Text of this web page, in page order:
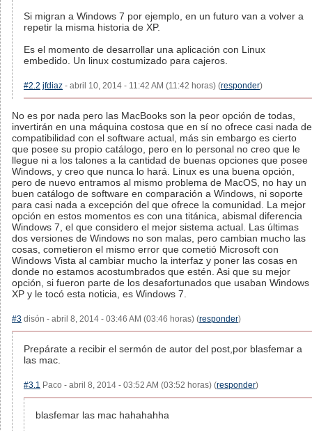
Si migran a Windows 7 por ejemplo, en un futuro van a volver a
repetir la misma historia de XP.
Es el momento de desarrollar una aplicación con Linux
embedido. Un linux costumizado para cajeros.
#2.2 jfdiaz - abril 10, 2014 - 11:42 AM (11:42 horas) (responder)
No es por nada pero las MacBooks son la peor opción de todas,
invertirán en una máquina costosa que en sí no ofrece casi nada de
compatibilidad con el software actual, más sin embargo es cierto
que posee su propio catálogo, pero en lo personal no creo que le
llegue ni a los talones a la cantidad de buenas opciones que posee
Windows, y creo que nunca lo hará. Linux es una buena opción,
pero de nuevo entramos al mismo problema de MacOS, no hay un
buen catálogo de software en comparación a Windows, ni soporte
para casi nada a excepción del que ofrece la comunidad. La mejor
opción en estos momentos es con una titánica, abismal diferencia
Windows 7, el que considero el mejor sistema actual. Las últimas
dos versiones de Windows no son malas, pero cambian mucho las
cosas, cometieron el mismo error que cometió Microsoft con
Windows Vista al cambiar mucho la interfaz y poner las cosas en
donde no estamos acostumbrados que estén. Asi que su mejor
opción, si fueron parte de los desafortunados que usaban Windows
XP y le tocó esta noticia, es Windows 7.
#3 disón - abril 8, 2014 - 03:46 AM (03:46 horas) (responder)
Prepárate a recibir el sermón de autor del post,por blasfemar a
las mac.
#3.1 Paco - abril 8, 2014 - 03:52 AM (03:52 horas) (responder)
blasfemar las mac hahahahha